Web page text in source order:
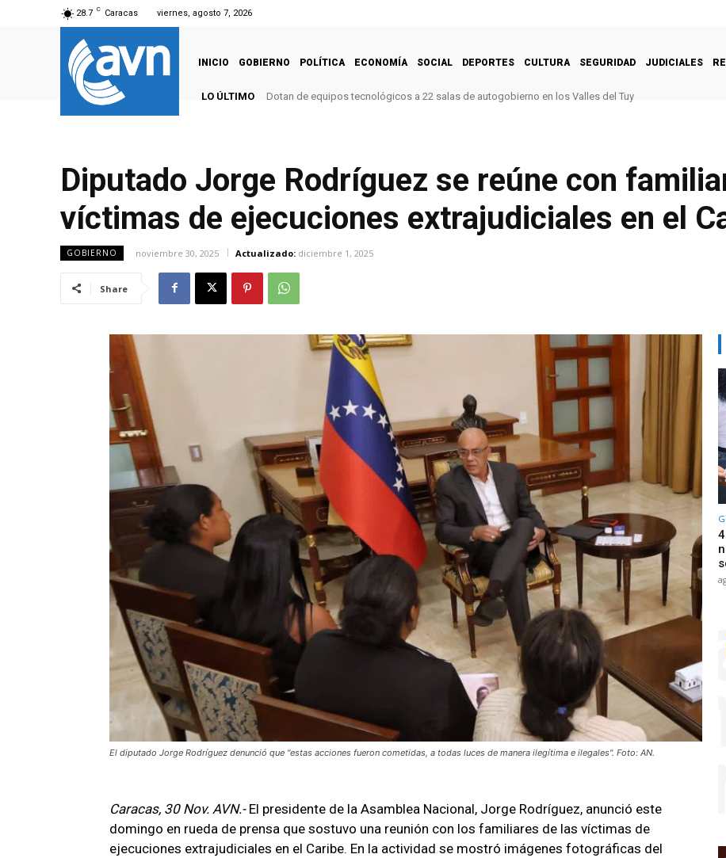
28.7 C Caracas viernes, agosto 7, 2026
INICIO GOBIERNO POLÍTICA ECONOMÍA SOCIAL DEPORTES CULTURA SEGURIDAD JUDICIALES
LO ÚLTIMO Dotan de equipos tecnológicos a 22 salas de autogobierno en los Valles del Tuy
Diputado Jorge Rodríguez se reúne con
víctimas de ejecuciones extrajudiciales en el
GOBIERNO noviembre 30, 2025 Actualizado: diciembre 1, 2025
Share
El diputado Jorge Rodríguez denunció que "estas acciones fueron cometidas, a todas luces de manera ilegítima e ilegales". Foto: AN.
Caracas, 30 Nov. AVN.- El presidente de la Asamblea Nacional, Jorge Rodríguez, anunció este
domingo en rueda de prensa que sostuvo una reunión con los familiares de las víctimas de
ejecuciones extrajudiciales en el Caribe. En la actividad se mostró imágenes fotográficas del